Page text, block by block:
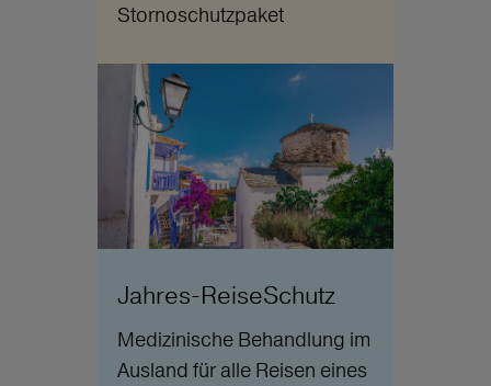
Stornoschutzpaket
Jahres-ReiseSchutz
Medizinische Behandlung im
Ausland für alle Reisen eines